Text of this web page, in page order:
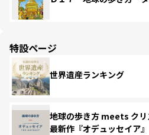
特設ページ
世界遺産ランキング
地球の歩き方 meets ク
最新作『オデュッセイア』